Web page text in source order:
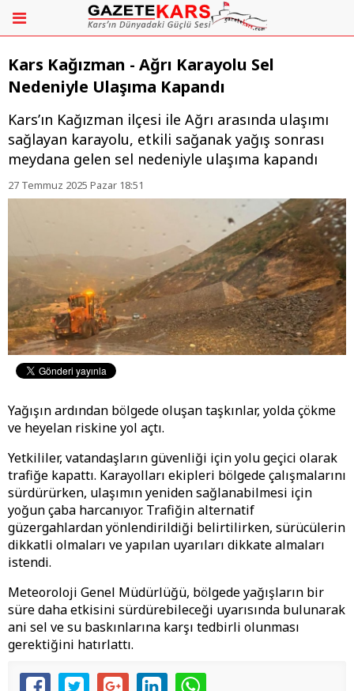
Kars Kağızman - Ağrı Karayolu Sel
Nedeniyle Ulaşıma Kapandı
Kars’ın Kağızman ilçesi ile Ağrı arasında ulaşımı
sağlayan karayolu, etkili sağanak yağış sonrası
meydana gelen sel nedeniyle ulaşıma kapandı
27 Temmuz 2025 Pazar 18:51
Yağışın ardından bölgede oluşan taşkınlar, yolda çökme
ve heyelan riskine yol açtı.
Yetkililer, vatandaşların güvenliği için yolu geçici olarak
trafiğe kapattı. Karayolları ekipleri bölgede çalışmalarını
sürdürürken, ulaşımın yeniden sağlanabilmesi için
yoğun çaba harcanıyor. Trafiğin alternatif
güzergahlardan yönlendirildiği belirtilirken, sürücülerin
dikkatli olmaları ve yapılan uyarıları dikkate almaları
istendi.
Meteoroloji Genel Müdürlüğü, bölgede yağışların bir
süre daha etkisini sürdürebileceği uyarısında bulunarak
ani sel ve su baskınlarına karşı tedbirli olunması
gerektiğini hatırlattı.